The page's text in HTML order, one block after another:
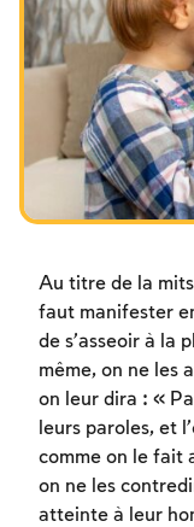
Les jeûnes liés à
Hanouca
Pourim
Au titre de la
faut manifester
de s’asseoir à la
même, on ne les
on leur dira : «
leurs paroles, et
comme on le fait
on ne les
atteinte à leur